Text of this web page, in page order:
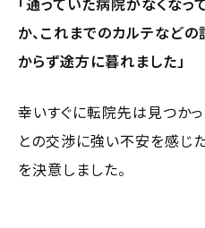
か、これまでのカルテなど
からず途方に暮れました」
幸いすぐに転院先は見つか
との交渉に強い不安を感じ
を決意しました。